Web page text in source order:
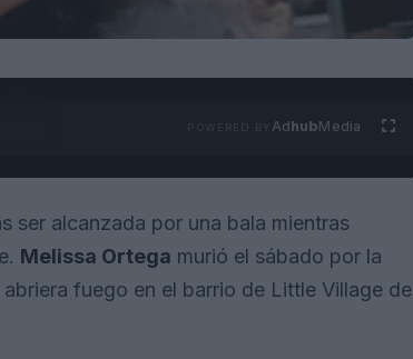
AdhubMedia
ser alcanzada por una bala mientras
Melissa Ortega murió el sábado por la
fuego en el barrio de Little Village de